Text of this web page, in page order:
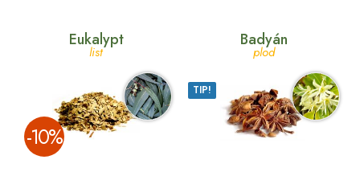
Eukalypt
list
­-10%
Badyán
plod
TIP!